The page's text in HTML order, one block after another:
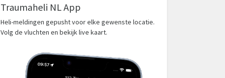
Traumaheli NL App
Heli-meldingen gepusht voor elke gewenste locatie.
Volg de vluchten en bekijk live kaart.